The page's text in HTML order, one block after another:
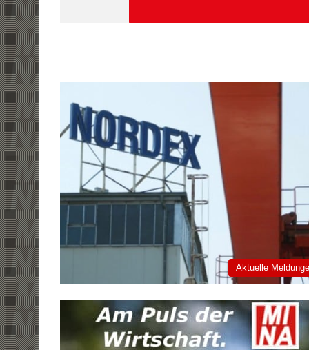
Aktuelle